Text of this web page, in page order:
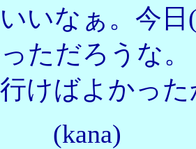
いなぁ。今日
ただろうな。
けばよかった